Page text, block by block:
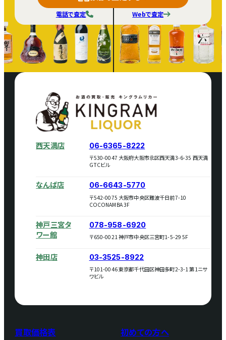
Webで査定
電話で査定
買取価格表
初めての方へ
西天満店 06-6365-8222
〒530-0047 大阪府大阪市北区西天満3-6-35 西天満
GTCビル
なんば店 06-6643-5770
〒542-0075 大阪市中央区難波千日前7-10
COCONAMBA 3F
神戸三宮タ
ワー館
078-958-6920
〒650-0021 神戸市中央区三宮町1-5-29 5F
神田店 03-3525-8922
〒101-0046 東京都千代田区神田多町2-3-1 第1ニサ
ワビル